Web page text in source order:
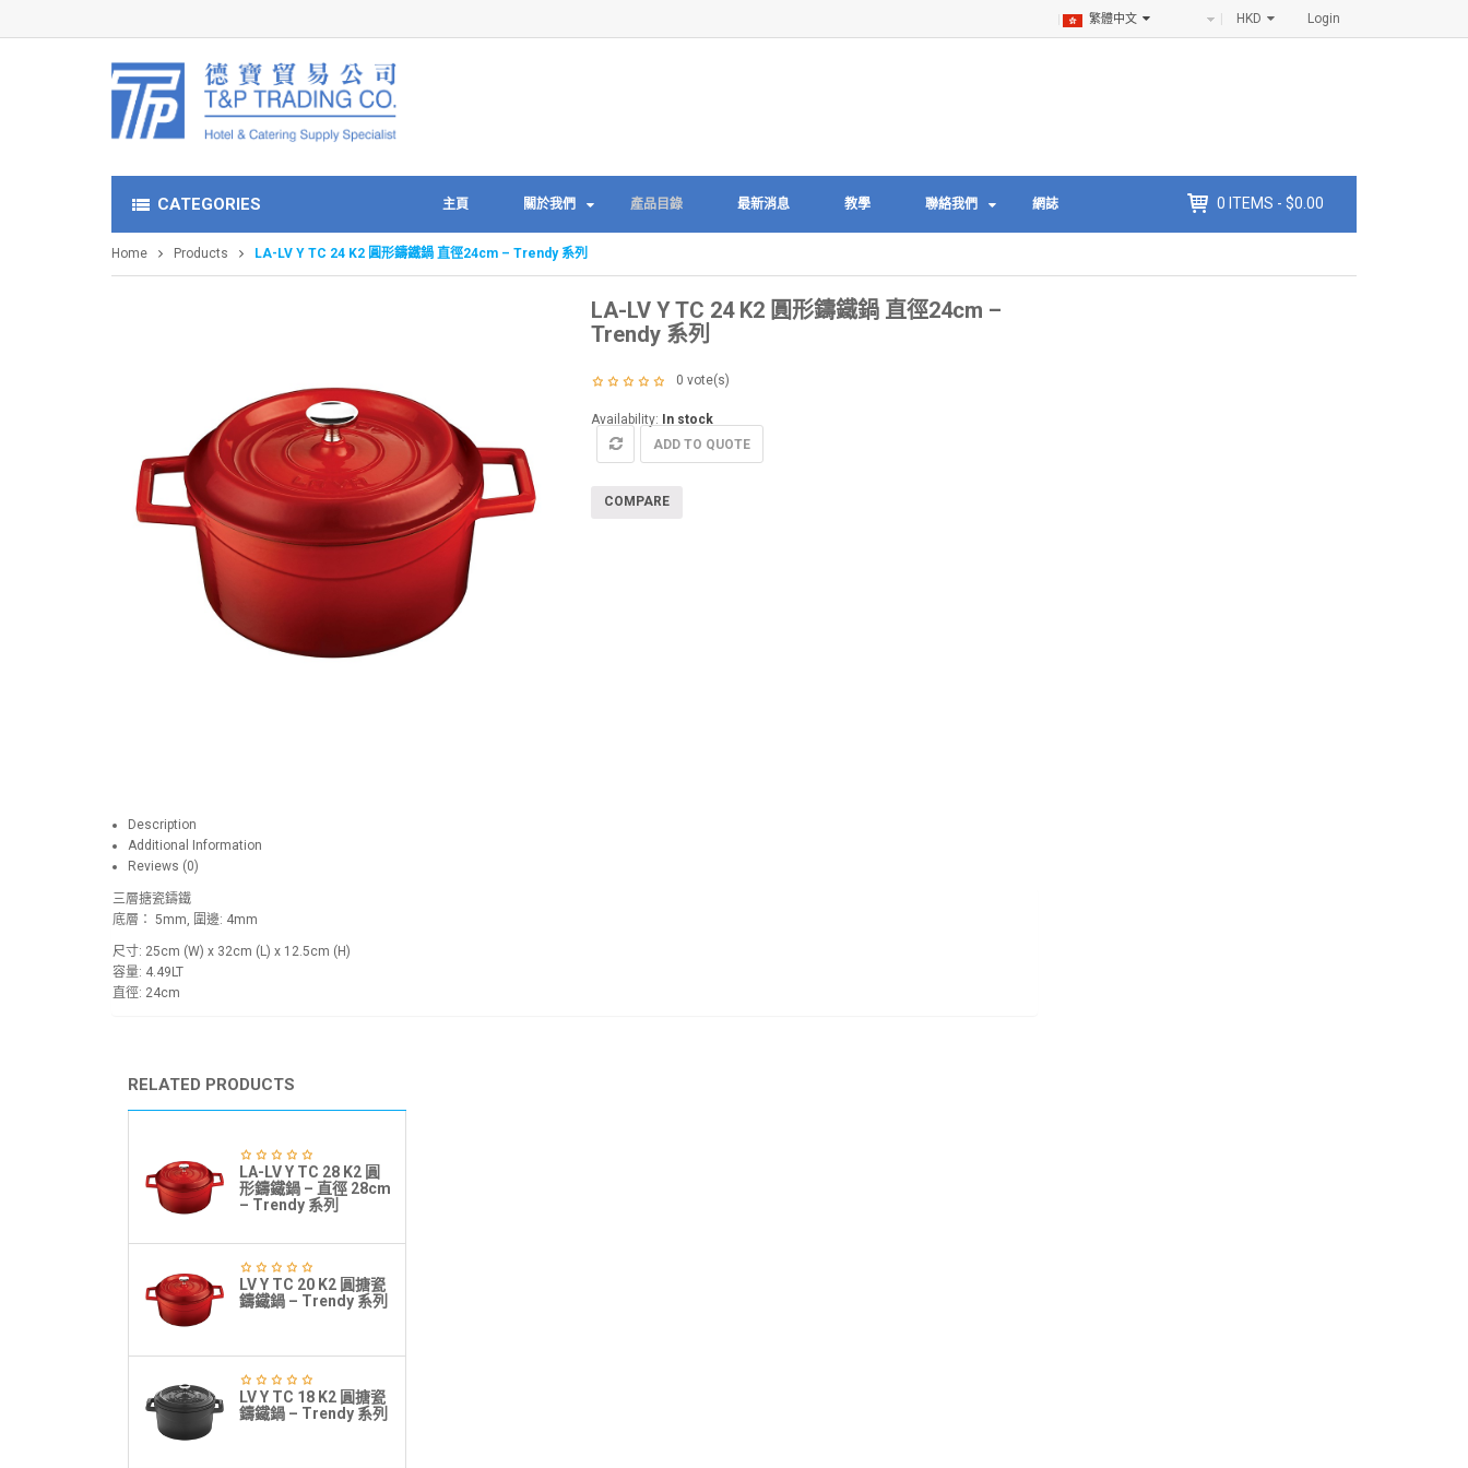
Login
HKD
繁體中文
CATEGORIES 主頁 關於我們 產品目錄 最新消息 教學 聯絡我們 網誌 0 ITEMS - $0.00
Home Products LA-LV Y TC 24 K2 圓形鑄鐵鍋 直徑24cm – Trendy 系列
LA-LV Y TC 24 K2 圓形鑄鐵鍋 直徑24cm –
Trendy 系列
0 vote(s)
Availability:
In stock
ADD TO QUOTE
COMPARE
Description
Additional Information
Reviews (0)
三層搪瓷鑄鐵
底層： 5mm, 圍邊: 4mm
尺寸: 25cm (W) x 32cm (L) x 12.5cm (H)
容量: 4.49LT
直徑: 24cm
RELATED PRODUCTS
LA-LV Y TC 28 K2 圓
形鑄鐵鍋 – 直徑 28cm
– Trendy 系列
LV Y TC 20 K2 圓搪瓷
鑄鐵鍋 – Trendy 系列
LV Y TC 18 K2 圓搪瓷
鑄鐵鍋 – Trendy 系列